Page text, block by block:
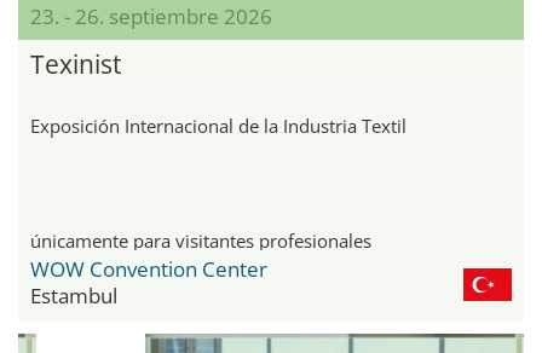
23. - 26. septiembre 2026
Texinist
Exposición Internacional de la Industria Textil
únicamente para visitantes profesionales
WOW Convention Center
Estambul